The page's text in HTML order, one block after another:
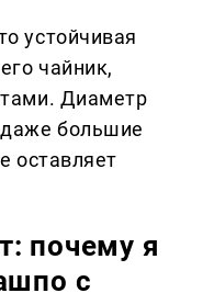
устойчивая
чайник,
Диаметр
даже большие
оставляет
почему я
с